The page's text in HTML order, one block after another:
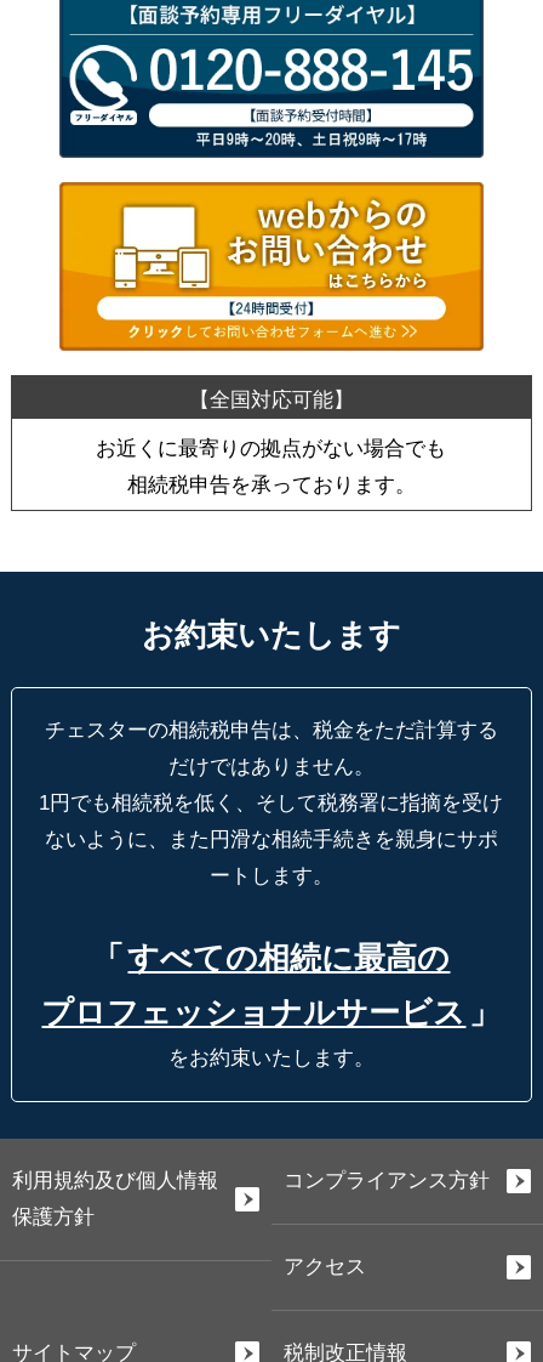
お近くに最寄りの拠点がない場合でも
相続税申告を承っております。
お約束いたします
チェスターの相続税申告は、税金をただ計算する
だけではありません。
1円でも相続税を低く、そして税務署に指摘を受け
ないように、
また円滑な相続手続きを親身にサポ
ートします。
「 すべての相続に最高の
プロフェッショナルサービス 」
をお約束いたします。
利用規約及び個人情報
保護方針
コンプライアンス方針
アクセス
サイトマップ 税制改正情報